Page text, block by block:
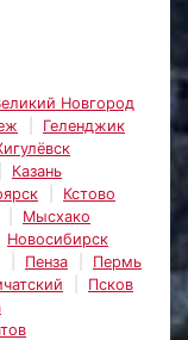
Новгород
Геленджик
Казань
Кстово
Мысхако
Новосибирск
Пенза
Пермь
Псков